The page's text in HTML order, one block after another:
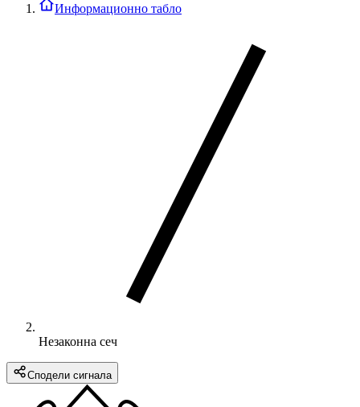
Информационно табло
Незаконна сеч
Сподели сигнала